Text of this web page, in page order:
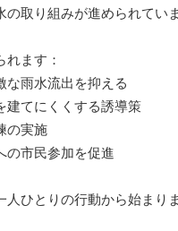
取り組みが進められていま
ます：
な雨水流出を抑える
建てにくくする誘導策
の実施
の市民参加を促進
ひとりの行動から始まりま